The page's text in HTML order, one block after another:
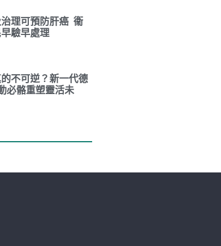
理可預防肝癌 衞
驗早處理
不可逆？新一代德
必骼重塑靈活未